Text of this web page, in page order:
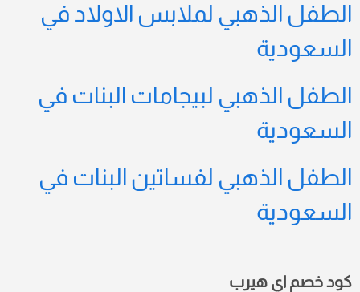
الطفل الذهبي لملابس الاولاد في
السعودية
الطفل الذهبي لبيجامات البنات في
السعودية
الطفل الذهبي لفساتين البنات في
السعودية
كود خصم اي هيرب